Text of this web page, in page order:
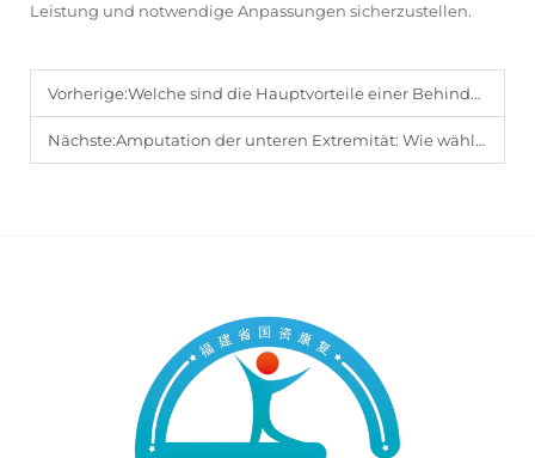
Leistung und notwendige Anpassungen sicherzustellen.
Vorherige:Welche sind die Hauptvorteile einer Behinderungshilfe?
Nächste:Amputation der unteren Extremität: Wie wählt man die richtigen prothetischen Komponenten für optimalen Komfort aus?